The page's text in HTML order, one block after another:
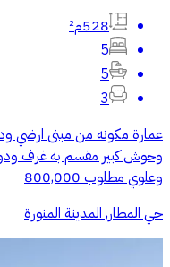
528م²
5
5
3
عمارة مكونه من مبنى ارضي
وحوش كبير مقسم به غرف
وعلوي مطلوب 800,000
حي المطار, المدينة المنورة